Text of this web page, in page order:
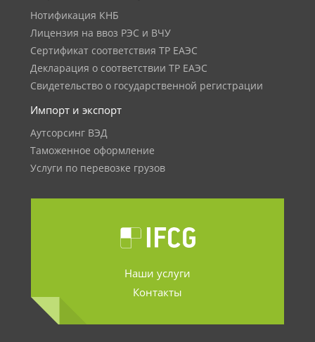
Нотификация КНБ
Лицензия на ввоз РЭС и ВЧУ
Сертификат соответствия ТР ЕАЭС
Декларация о соответствии ТР ЕАЭС
Свидетельство о государственной регистрации
Импорт и экспорт
Аутсорсинг ВЭД
Таможенное оформление
Услуги по перевозке грузов
Наши услуги
Контакты